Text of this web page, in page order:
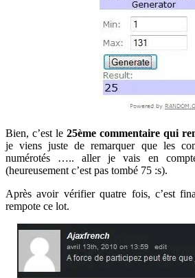
Bien, c’est le 25ème commentaire qui
je viens juste de remarquer que les
numérotés ….. aller je vais en
(heureusement c’est pas tombé 75 :s).
Après avoir vérifier quatre fois, c’est
rempote ce lot.